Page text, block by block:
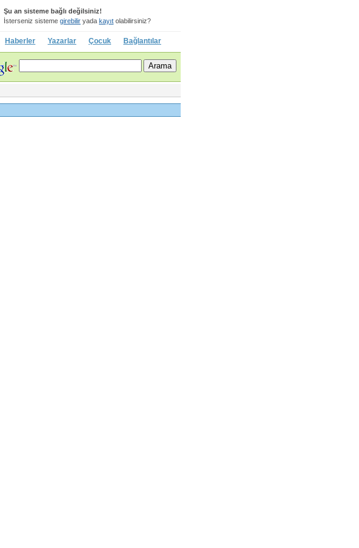
Şu an sisteme bağlı değilsiniz!
İsterseniz sisteme girebilir yada kayıt olabilirsiniz?
Haberler Yazarlar Çocuk Bağlantılar